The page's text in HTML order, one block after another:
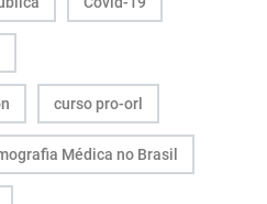
curso pro-orl
Médica no Brasil